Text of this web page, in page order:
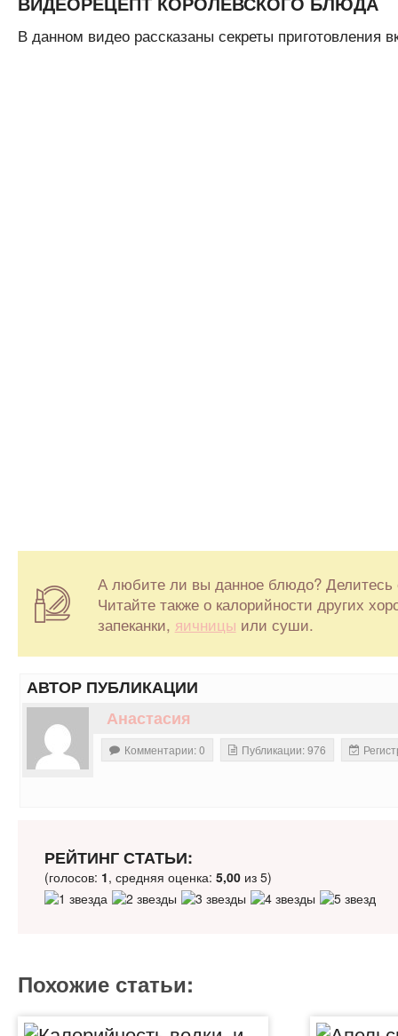
В данном видео рассказаны секреты приготовления
А любите ли вы данное блюдо? Делитесь
Читайте также о калорийности других
запеканки, яичницы или суши.
АВТОР ПУБЛИКАЦИИ
Анастасия
Комментарии: 0 Публикации: 976
РЕЙТИНГ СТАТЬИ:
(голосов: 1, средняя оценка: 5,00из 5)
Похожие статьи: